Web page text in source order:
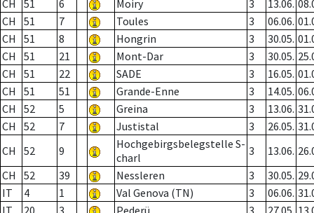
CH 51 6 Moiry 3 13.06.
CH
51 7 Toules 3 06.06.
CH
51 8 Hongrin 3 30.05.
CH
51 21 Mont-Dar 3 30.05.
CH
51 22 SADE 3 16.05.
CH
51 51 Grande-Enne 3 14.05.
CH
52 5 Greina 3 13.06.
CH
52 7 Justistal 3 26.05.
CH
52 9
Hochgebirgsbelegstelle S-
charl
3 13.06.
CH
52 39 Nessleren 3 30.05.
IT
4 1 Val Genova (TN) 3 06.06.